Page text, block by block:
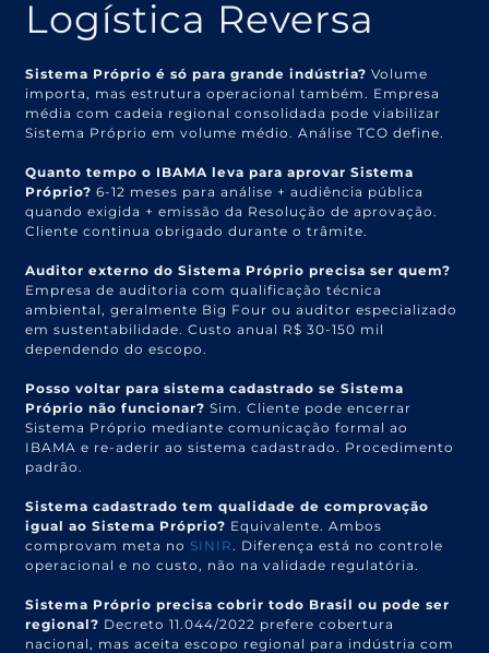
Logística Reversa
Sistema Próprio é só para grande indústria? Volume
importa, mas estrutura operacional também. Empresa
média com cadeia regional consolidada pode viabilizar
Sistema Próprio em volume médio. Análise TCO define.
Quanto tempo o IBAMA leva para aprovar Sistema
Próprio? 6-12 meses para análise + audiência pública
quando exigida + emissão da Resolução de aprovação.
Cliente continua obrigado durante o trâmite.
Auditor externo do Sistema Próprio precisa ser quem?
Empresa de auditoria com qualificação técnica
ambiental, geralmente Big Four ou auditor especializado
em sustentabilidade. Custo anual R$ 30-150 mil
dependendo do escopo.
Posso voltar para sistema cadastrado se Sistema
Próprio não funcionar? Sim. Cliente pode encerrar
Sistema Próprio mediante comunicação formal ao
IBAMA e re-aderir ao sistema cadastrado. Procedimento
padrão.
Sistema cadastrado tem qualidade de comprovação
igual ao Sistema Próprio? Equivalente. Ambos
comprovam meta no SINIR . Diferença está no controle
operacional e no custo, não na validade regulatória.
Sistema Próprio precisa cobrir todo Brasil ou pode ser
regional? Decreto 11.044/2022 prefere cobertura
nacional, mas aceita escopo regional para indústria com